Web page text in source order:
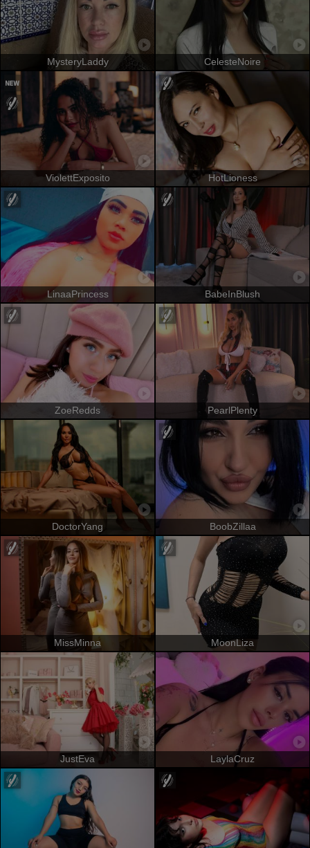
MysteryLaddy CelesteNoire
ViolettExposito HotLioness
LinaaPrincess BabeInBlush
ZoeRedds PearlPlenty
DoctorYang BoobZillaa
MissMinna MoonLiza
JustEva LaylaCruz